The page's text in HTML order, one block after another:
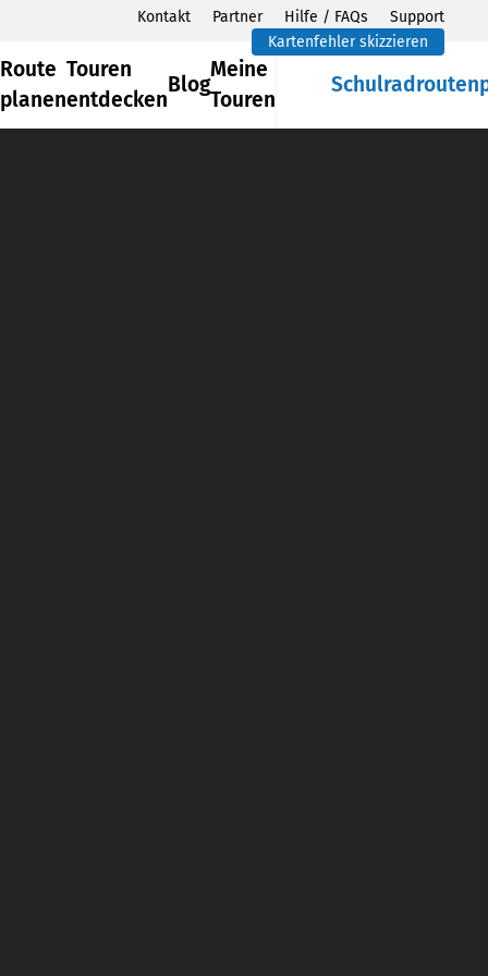
Kontakt Partner Hilfe / FAQs
Support
Kartenfehler skizzieren
Route
planen
Touren
entdecken
Blog
Meine
Touren